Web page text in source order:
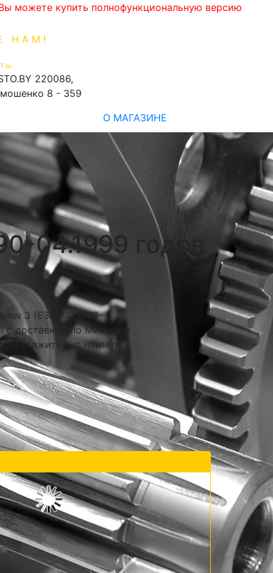
можете купить полнофункциональную версию
НАМ!
220086,
8 - 359
О МАГАЗИНЕ
04.1999 годов
3 (E36) 09.1990-
с доставкой по Минску и
свяжитесь с нами по